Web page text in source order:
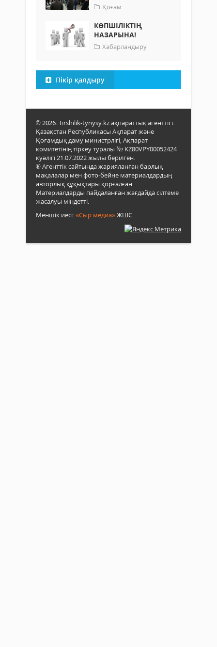
Қоғам
КӨПШІЛІКТІҢ
НАЗАРЫНА!
Хабарландыру
Пікір қалдыру
© 2026. Tirshilik-tynysy.kz ақпараттық агенттігі.
Қазақстан Республикасы Ақпарат және
Қоғамдық даму министрлігі, Ақпарат
комитетінің тіркеу туралы № KZ80VPY00052424
куәлігі 21.07.2022 жылы берілген.
® Агенттік сайтында жарияланған барлық
мақалалар мен фото-бейне материалдардың
авторлық құқықтары қорғалған.
Материалдарды пайдаланған жағдайда сілтеме
жасалуы міндетті.
Меншік иесі:«Сыр медиа»ЖШС.